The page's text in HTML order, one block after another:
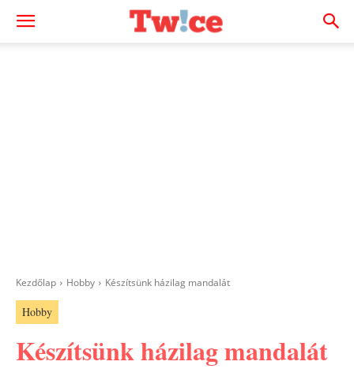
Kezdőlap Hobby Készítsünk házilag mandalát
Hobby
Készítsünk házilag mandalát